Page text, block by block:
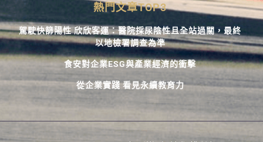
熱門文章TOP3
駕駛快篩陽性 欣欣客運：醫院採尿陰性且全站過關，最終
以地檢署調查為準
食安對企業ESG與產業經濟的衝擊
從企業實踐 看見永續教育力